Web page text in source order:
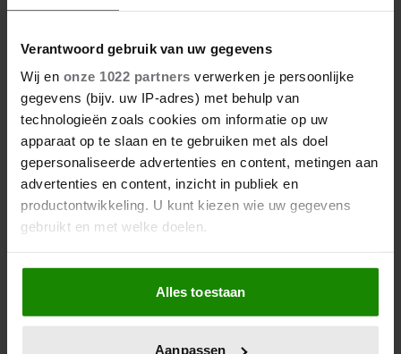
Verantwoord gebruik van uw gegevens
Wij en onze 1022 partners verwerken je persoonlijke
gegevens (bijv. uw IP-adres) met behulp van
technologieën zoals cookies om informatie op uw
apparaat op te slaan en te gebruiken met als doel
gepersonaliseerde advertenties en content, metingen aan
advertenties en content, inzicht in publiek en
productontwikkeling. U kunt kiezen wie uw gegevens
gebruikt en met welke doelen.
Als u het toestaat, willen we ook graag:
Informatie verzamelen over uw geografische
locatie, die tot een paar meter nauwkeurig kan zijn
Alles toestaan
Aanpassen